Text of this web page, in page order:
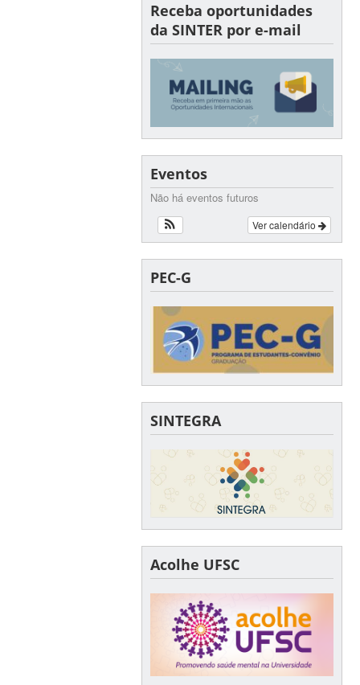
Receba oportunidades
da SINTER por e-mail
Eventos
Não há eventos futuros
Ver calendário
PEC-G
SINTEGRA
Acolhe UFSC